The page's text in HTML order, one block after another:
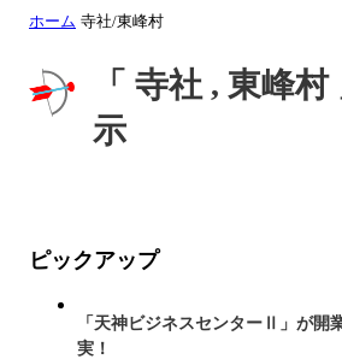
ホーム 寺社/東峰村
「 寺社 , 東峰
示
ピックアップ
「天神ビジネスセンターⅡ」が
実！